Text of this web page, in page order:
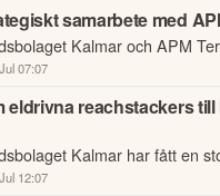
samarbete med
Kalmar och APM
för att utveckla nästa
07:07
eldrivna reachstackers
Kalmar har fått en
Portonave på fem
12:07